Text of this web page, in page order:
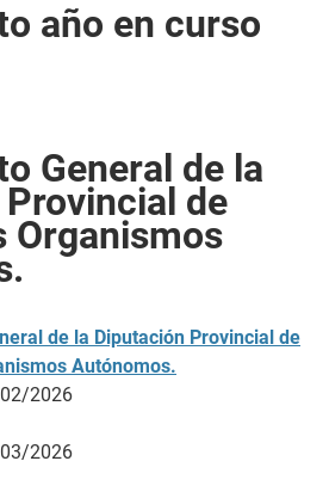
año en curso
General de la
de
Organismos
de la Diputación Provincial de
Autónomos.
2026
2026